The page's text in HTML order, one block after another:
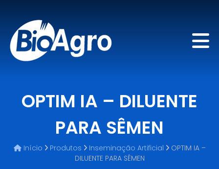
OPTIM IA – DILUENTE
PARA SÊMEN
Início Produtos Inseminação Artificial
OPTIM IA –
DILUENTE PARA SÊMEN